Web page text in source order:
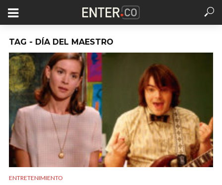
TAG - DÍA DEL MAESTRO
ENTRETENIMIENTO